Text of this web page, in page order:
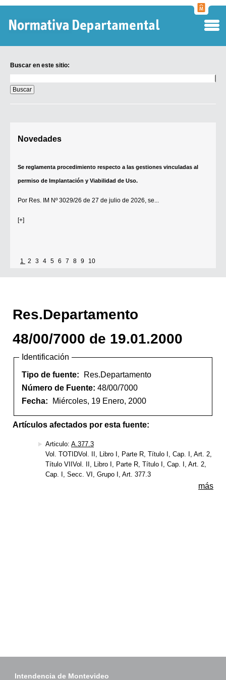
Buscar en este sitio:
en
este
sitio:
Novedades
Se reglamenta procedimiento respecto a las gestiones vinculadas al
permiso de Implantación y Viabilidad de Uso.
Por Res. IM Nº 3029/26 de 27 de julio de 2026, se...
[+]
1 2 3 4 5 6 7 8 9 10
Res.Departamento
48/00/7000 de 19.01.2000
Identificación
Tipo de fuente:
Res.Departamento
Número de Fuente: 48/00/7000
Fecha:
Miércoles, 19 Enero, 2000
Artículos afectados por esta fuente:
Articulo: A.377.3
Vol. TOTIDVol. II, Libro I, Parte R, Título I, Cap. I, Art. 2,
Título VIIVol. II, Libro I, Parte R, Título I, Cap. I, Art. 2,
Cap. I, Secc. VI, Grupo I, Art. 377.3
más
Intendencia de Montevideo